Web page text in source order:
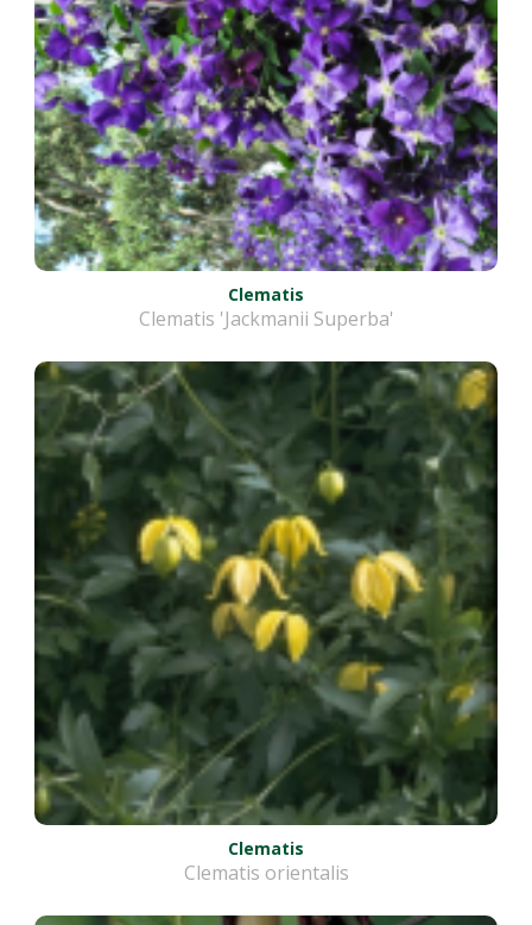
Clematis
Clematis 'Jackmanii Superba'
Clematis
Clematis orientalis